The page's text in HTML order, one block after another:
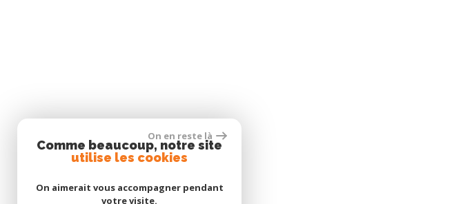
On en reste là
Comme beaucoup, notre site
utilise les cookies
On aimerait vous accompagner pendant
votre visite.